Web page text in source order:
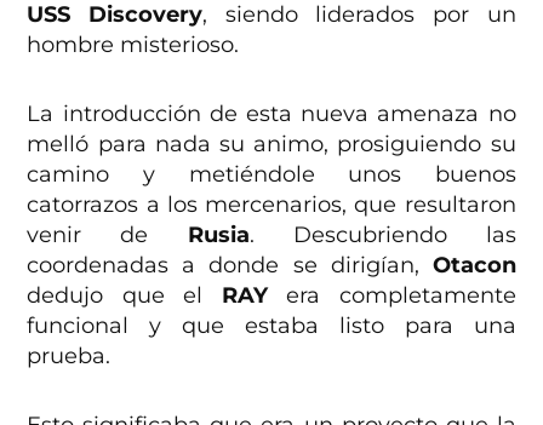
USS Discovery, siendo liderados por un
hombre misterioso.
La introducción de esta nueva amenaza no
melló para nada su animo, prosiguiendo su
camino y metiéndole unos buenos
catorrazos a los mercenarios, que resultaron
venir de Rusia. Descubriendo las
coordenadas a donde se dirigían, Otacon
dedujo que el RAYera completamente
funcional y que estaba listo para una
prueba.